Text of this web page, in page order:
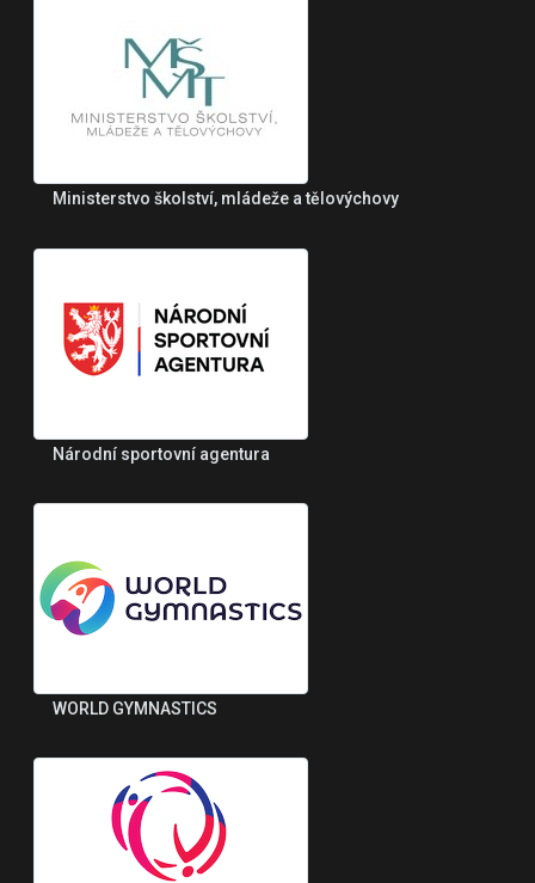
Ministerstvo školství, mládeže a tělovýchovy
Národní sportovní agentura
WORLD GYMNASTICS